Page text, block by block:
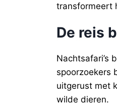
transformeert
De reis
Nachtsafari’s
spoorzoekers
uitgerust met
wilde dieren.